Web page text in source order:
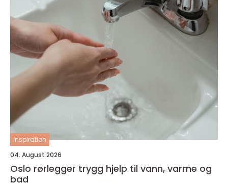
inspiration
04. August 2026
Oslo rørlegger trygg hjelp til vann, varme og
bad